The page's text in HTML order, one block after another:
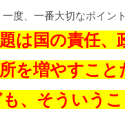
度、一番大切なポイン
は国の責任、
を増やすこと
、そういう